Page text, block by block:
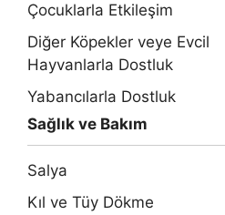
Çocuklarla Etkileşim
Diğer Köpekler veye Evcil
Hayvanlarla Dostluk
Yabancılarla Dostluk
Sağlık ve Bakım
Salya
Kıl ve Tüy Dökme